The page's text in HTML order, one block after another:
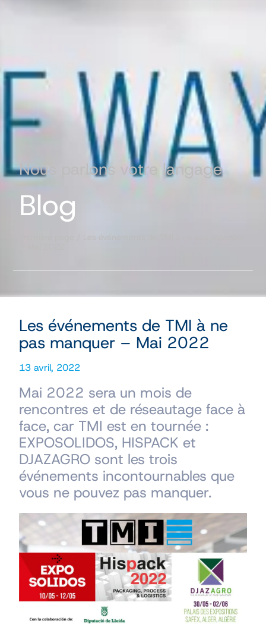
Nous parlons votre langage
Blog
Les événements de TMI à ne
pas manquer – Mai 2022
13 avril, 2022
Mai 2022 sera un mois de
rencontres et de réseautage face à
face, car TMI est en tournée :
EXPOSOLIDOS, HISPACK et
DJAZAGRO sont les trois
événements incontournables que
vous ne pouvez pas manquer.